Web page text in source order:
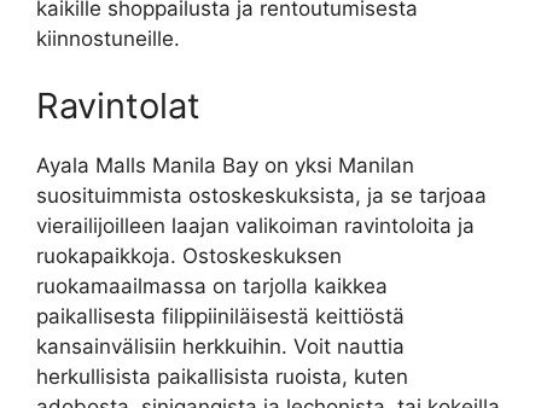
kaikille shoppailusta ja rentoutumisesta
kiinnostuneille.
Ravintolat
Ayala Malls Manila Bay on yksi Manilan
suosituimmista ostoskeskuksista, ja se tarjoaa
vierailijoilleen laajan valikoiman ravintoloita ja
ruokapaikkoja. Ostoskeskuksen
ruokamaailmassa on tarjolla kaikkea
paikallisesta filippiiniläisestä keittiöstä
kansainvälisiin herkkuihin. Voit nauttia
herkullisista paikallisista ruoista, kuten